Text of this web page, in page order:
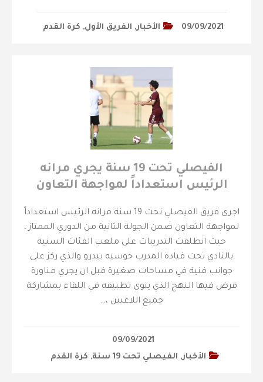
09/09/2021 الأخبار, الفريق الأول, كرة القدم
‏⁧الفيصلي‬⁩ تحت 19 سنة يجري مرانه
الرئيس استعداداً لمواجهة التعاون
اجرى فريق الفيصلي تحت 19 سنة مرانه الرئيس استعداداً
لمواجهة التعاون ضمن الجولة الثانية من الدوري الممتاز ،
حيث انطلقت التدريبات على ملعب الفئات السنية
بالنادي تحت قيادة المدرب خوسيه بيدرو والذي ركز على
جوانب فنية في مساحات صغيرة قبل ان يجري مناورة
فرض فيها النهج الذي ينوي تطبيقه في اللقاء بمشاركة
جميع اللاعبين ،…
09/09/2021
الأخبار, الفيصلي‬⁩ تحت 19 سنة , كرة القدم